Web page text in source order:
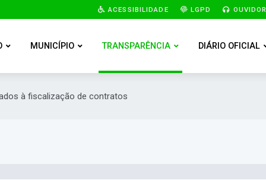
ACESSIBILIDADE LGPD
MUNICÍPIO TRANSPARÊNCIA DIÁRIO OFICIAL
à fiscalização de contratos